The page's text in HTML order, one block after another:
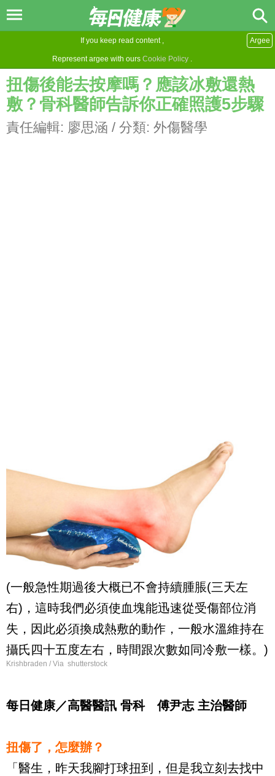
If you keep read content ,
Represent argee with ours Cookie Policy .
Argee
扭傷後能去按摩嗎？應該冰敷還熱
敷？骨科醫師告訴你正確照護5步驟
責任編輯: 廖思涵 / 分類: 外傷醫學
(一般急性期過後大概已不會持續腫脹(三天左
右)，這時我們必須使血塊能迅速從受傷部位消
失，因此必須換成熱敷的動作，一般水溫維持在
攝氏四十五度左右，時間跟次數如同冷敷一樣。)
Krishbraden / Via shutterstock
每日健康／高醫醫訊 骨科 傅尹志 主治醫師
扭傷了，怎麼辦？
「醫生，昨天我腳打球扭到，但是我立刻去找中